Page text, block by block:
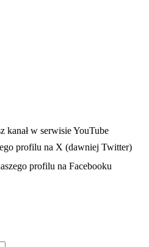
karcie
w nowej karcie
kanał w serwisie YouTube
profilu na X (dawniej Twitter)
w nowej karcieprofilu na Facebooku